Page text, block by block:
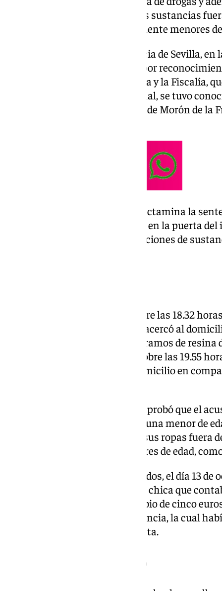
de edad para el transporte de las sustancias
terceros que eran mayoritariamente menores
La Sección Cuarta de la Audiencia de Sevilla,
de diciembre, declara probado, por
de conformidad entre su defensa y la Fiscalía,
por agentes de la Policía Nacional, se tuvo
venta de drogas» en la localidad de Morón de
En noviembre de 2020, según dictamina la
a través de distintas vigilancias en la puerta
comprobaron cómo las transacciones de
El 12 de noviembre de 2020, sobre las 18.32
observó como una personas se acercó al
salida, se le intervinieron 1,03 gramos de resina
de noviembre del mismo año, sobre las 19.55
un menor de edad accedía al domicilio en
Por los mismos agentes, se comprobó que el
de sustancia estupefacientes a una menor de
transportar la sustancia entre sus ropas fuera
terceros, principalmente menores de edad,
Según el relato de hechos probados, el día 13
horas, la menor se acercó a otra chica que
ofreció polen (de hachís) a cambio de cinco
comprando finalmente la sustancia, la cual
inculpado para su posterior venta.